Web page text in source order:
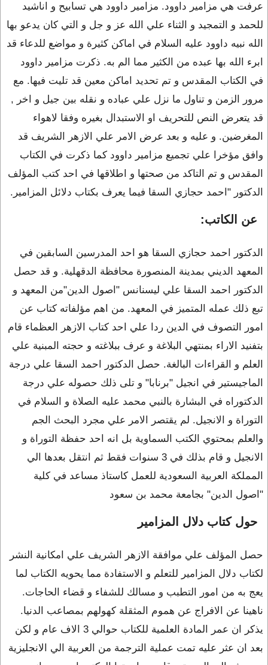
عرفت هي مزامير داوود. مزامير داوود هي تسابيح و اناشيد
للحمد و التمجيد و الثناء علي الله عز و جل و التي كان يدعو بها
الله نبيه داوود عليه السلام في اماكن كثيرة و مواضع للدعاء قد
ابرء الله بها عبده من الكثير مما الم به. ذكرت مزامير داوود
في الكتاب المقدس و تم تحديد اماكن معين قد تليت فيها. مع
مرور الزمن و تناول ما نزل علي عباده و نقله بين جيل و اخر ,
قد يتعرض النص للتحريف او الاستبدال بغيره وفقا لاهواء
المغرضين. و عليه و بعد عرض الامر علي الازهر الشريف قد
وافق مؤخرا علي تجميع مزامير داوود كما ذكرت في الكتاب
المقدس و تم التاكد من صحتها و اطلاقها في احد كتب المؤلف
الدكتور "احمد حجازي السقا فيما يعرف بكتاب دلائل المزامير.
عن الكاتب:
الدكتور احمد حجازي السقا هو احد المدرسين السابقين في
المعهد الديني بمدينة المنصورة محافظة الدقهلية. و قد حصل
الدكتور احمد السقا علي ليسنانس "اصول الدين"من المعهد و
تبع ذلك عمله المتميز في المعهد. من اهم مؤلفاته كتاب عن
امور التصوف في الدين ردا علي احد كتاب الازهر العظماء قام
بتفنيد الاراء بمنتهي البلاغة و عرف ببلاغته و حجته المبنية علي
العلم و القراءات البالغة. حصل الدكتور احمد السقا علي درجة
الماجيستير في انجيل "برنابا" و تلى ذلك حصوله علي درجة
الدكتوراه في البشارة بالنبي محمد عليه الصلاة و السلام في
التوراة و الانجيل. لم يقتصر الامر علي مجرد البحث الجم
والعلم بمحتوي الكتب السماوية بل انه احد حفظة التوراة و
الانجيل و قام بذلك في 3 سنوات فقط ثم انتقل بعدها الي
المملكة العربية السعودية للعمل كاستاذ مساعد في كلية
"اصول الدين" بجامعة محمد بن سعود
حول كتاب دلال المزامير
حصل المؤلف علي موافقة الازهر الشريف علي امكانية النشر
لكتاب دلال المزامير للتعلم و الاستفادة مما يحويه الكتاب لما
يعج به من امور التطبب و مسالك للشفاء و قضاء الحاجات.
ناهينا عن الافراج عن هموم المثقلة كهولهم بمصاعب الدنيا.
يذكر ان عمر المادة العلمية للكتاب حوالي 3 الاف عام و لكن
بعد ان عثر عليه تمت عملية الترجمة من العربية الي الانجليزية